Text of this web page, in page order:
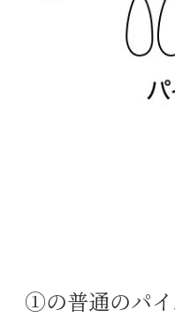
①の普通のパ